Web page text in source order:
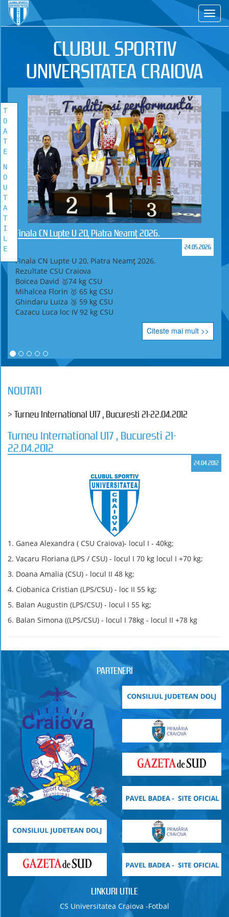
CS
CLUBUL SPORTIV
UNIVERSITATEA CRAIOVA
Finala CN Lupte U 20, Piatra Neamț 2026.
24.05.2026
Finala CN Lupte U 20, Piatra Neamț 2026.
Rezultate CSU Craiova
Boicea David 🥇74 kg CSU
Mihalcea Florin 🥇 65 kg CSU
Ghindaru Luiza 🥉 59 kg CSU
Cazacu Luca loc IV 92 kg CSU
Citeste mai mult >>
NOUTATI
> Turneu International U17 , Bucuresti 21-22.04.2012
Turneu International U17 , Bucuresti 21-
22.04.2012
24.04.2012
1. Ganea Alexandra ( CSU Craiova)- locul I - 40kg;
2. Vacaru Floriana (LPS / CSU) - locul I 70 kg locul I +70 kg;
3. Doana Amalia (CSU) - locul II 48 kg;
4. Ciobanica Cristian (LPS/CSU) - loc II 55 kg;
5. Balan Augustin (LPS/CSU) - locul I 55 kg;
6. Balan Simona ((LPS/CSU) - locul I 78kg - locul II +78 kg
TOATE
NOUTATILE
Vezi toate stirile!
T
O
A
T
E
N
O
U
T
A
T
I
L
E
PARTENERI
LINKURI UTILE
CS Universitatea Craiova -Fotbal